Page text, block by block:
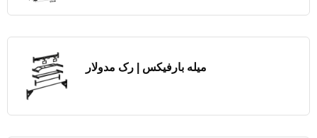
میله بارفیکس | رک مدولار